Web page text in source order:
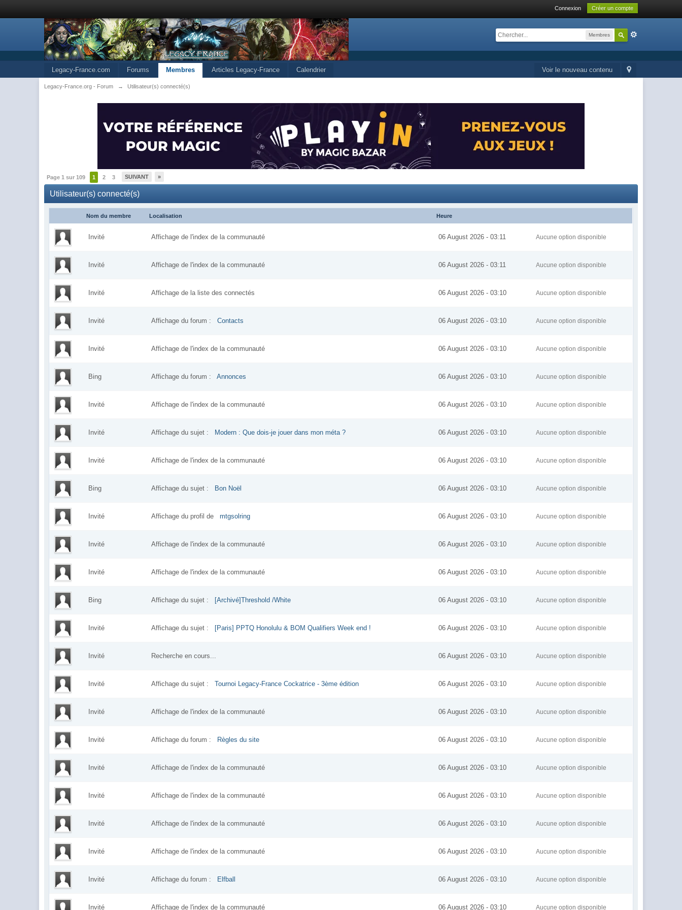
Connexion Créer un compte
Membres
Voir le nouveau contenu
Legacy-France.com Forums Membres Articles Legacy-France Calendrier
Legacy-France.org - Forum → Utilisateur(s) connecté(s)
Page 1 sur 109 1 2 3 SUIVANT »
Utilisateur(s) connecté(s)
Nom du membre Localisation Heure
Invité Affichage de l'index de la communauté 06 August 2026 - 03:11 Aucune option disponible
Invité Affichage de l'index de la communauté 06 August 2026 - 03:11 Aucune option disponible
Invité Affichage de la liste des connectés 06 August 2026 - 03:10 Aucune option disponible
Invité Affichage du forum :Contacts 06 August 2026 - 03:10 Aucune option disponible
Invité Affichage de l'index de la communauté 06 August 2026 - 03:10 Aucune option disponible
Bing Affichage du forum :Annonces 06 August 2026 - 03:10 Aucune option disponible
Invité Affichage de l'index de la communauté 06 August 2026 - 03:10 Aucune option disponible
Invité Affichage du sujet : Modern : Que dois-je jouer dans mon méta ? 06 August 2026 - 03:10 Aucune option disponible
Invité Affichage de l'index de la communauté 06 August 2026 - 03:10 Aucune option disponible
Bing Affichage du sujet : Bon Noël 06 August 2026 - 03:10 Aucune option disponible
Invité Affichage du profil demtgsolring 06 August 2026 - 03:10 Aucune option disponible
Invité Affichage de l'index de la communauté 06 August 2026 - 03:10 Aucune option disponible
Invité Affichage de l'index de la communauté 06 August 2026 - 03:10 Aucune option disponible
Bing Affichage du sujet : [Archivé]Threshold /White 06 August 2026 - 03:10 Aucune option disponible
Invité Affichage du sujet : [Paris] PPTQ Honolulu & BOM Qualifiers Week end ! 06 August 2026 - 03:10 Aucune option disponible
Invité Recherche en cours... 06 August 2026 - 03:10 Aucune option disponible
Invité Affichage du sujet :Tournoi Legacy-France Cockatrice - 3ème édition 06 August 2026 - 03:10 Aucune option disponible
Invité Affichage de l'index de la communauté 06 August 2026 - 03:10 Aucune option disponible
Invité Affichage du forum : Règles du site 06 August 2026 - 03:10 Aucune option disponible
Invité Affichage de l'index de la communauté 06 August 2026 - 03:10 Aucune option disponible
Invité Affichage de l'index de la communauté 06 August 2026 - 03:10 Aucune option disponible
Invité Affichage de l'index de la communauté 06 August 2026 - 03:10 Aucune option disponible
Invité Affichage de l'index de la communauté 06 August 2026 - 03:10 Aucune option disponible
Invité Affichage du forum : Elfball 06 August 2026 - 03:10 Aucune option disponible
Invité Affichage de l'index de la communauté 06 August 2026 - 03:10 Aucune option disponible